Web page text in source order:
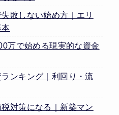
敗しない始め方｜エリ
万で始める現実的な資金
ンキング｜利回り・流
対策になる｜新築マン